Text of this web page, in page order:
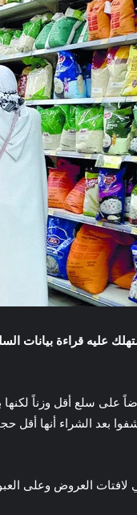
عليه قراءة بيانات
سلع أقل وزناً لكنها
لافتات العروض وعلى